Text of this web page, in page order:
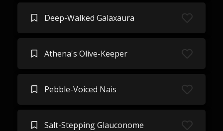
Deep-Walked Galaxaura
Athena's Olive-Keeper
Pebble-Voiced Nais
Salt-Stepping Glauconome